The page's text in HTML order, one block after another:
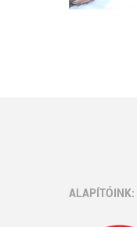
ALAPÍTÓINK: